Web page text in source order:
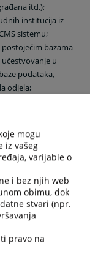
itd.);
institucija iz
sistemu;
bazama
u
podataka,
odjela;
BiH;
načina
i postizanje
Odjela i
VSTV-a BiH.
mogu
iz vašeg
varijable o
i bez njih web
obimu, dok
stvari (npr.
pravo na